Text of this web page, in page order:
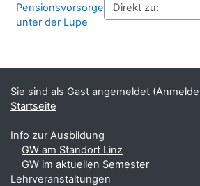
Pensionsvorsorge
unter der Lupe
Ergänzungsblöcke
Sie sind als Gast angemeldet (
Startseite
Info zur Ausbildung
GW am Standort Linz
GW im aktuellen Semester
Lehrveranstaltungen